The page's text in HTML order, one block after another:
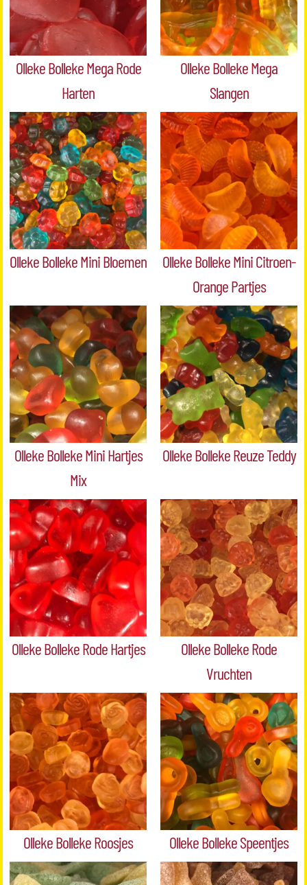
Olleke Bolleke Mega Rode
Harten
Olleke Bolleke Mega
Slangen
Olleke Bolleke Mini Bloemen
Olleke Bolleke Mini Citroen-
Orange Partjes
Olleke Bolleke Mini Hartjes
Mix
Olleke Bolleke Reuze Teddy
Olleke Bolleke Rode Hartjes
Olleke Bolleke Rode
Vruchten
Olleke Bolleke Roosjes Olleke Bolleke Speentjes